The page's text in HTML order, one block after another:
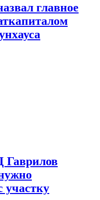
главное
Гаврилов
участку